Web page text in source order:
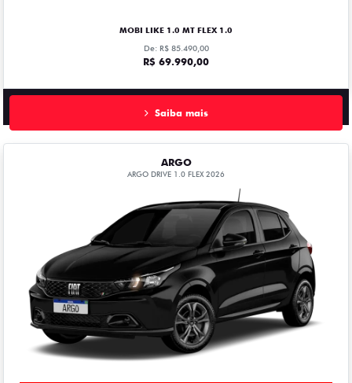
MOBI LIKE 1.0 MT FLEX 1.0
De: R$ 85.490,00
R$ 69.990,00
Saiba mais
ARGO
ARGO DRIVE 1.0 FLEX 2026